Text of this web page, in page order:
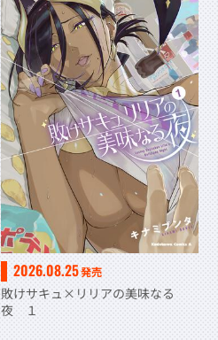
2026.08.25発売
敗けサキュ×リリアの美味なる
夜 １